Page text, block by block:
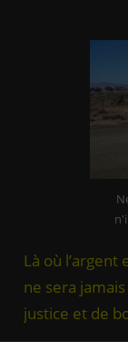
Là où
ne sera
justice et de